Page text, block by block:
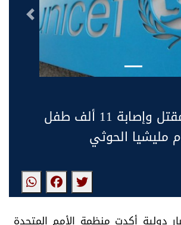
التالى
اليونيسف: مقتل وإصابة 11 ألف طفل
مليشيا الحوثي